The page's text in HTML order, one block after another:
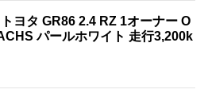
ヨタ GR86 2.4 RZ 1オーナー O
パールホワイト 走行3,200k